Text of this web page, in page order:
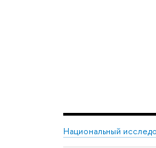
Национальный